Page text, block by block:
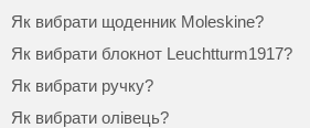
Як вибрати щоденник Moleskine?
Як вибрати блокнот Leuchtturm1917?
Як вибрати ручку?
Як вибрати олівець?